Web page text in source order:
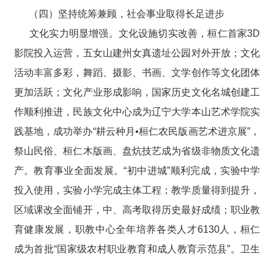
（四）坚持统筹兼顾，社会事业取得长足进步
文化实力明显增强。文化设施切实改善，桓仁首家3D
影院投入运营，五女山建州女真遗址公园对外开放；文化
活动丰富多彩，舞蹈、摄影、书画、文学创作等文化团体
更加活跃；文化产业形成影响，国家历史文化名城创建工
作顺利推进，民族文化中心成为辽宁大学本山艺术学院实
践基地，成功举办“耕云种月•桓仁农民版画艺术进京展”，
祭山民俗、桓仁木版画、盘炕技艺成为省级非物质文化遗
产。教育事业全面发展。“初中进城”顺利完成，实验中学
投入使用，实验小学完成主体工程；教学质量得到提升，
区域课改全面铺开，中、高考取得历史最好成绩；职业教
育健康发展，职教中心全年培养各类人才6130人，桓仁
成为首批“国家级农村职业教育和成人教育示范县”。卫生